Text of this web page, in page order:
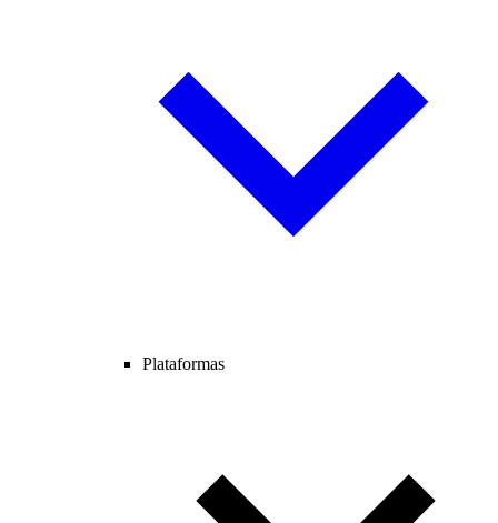
Plataformas